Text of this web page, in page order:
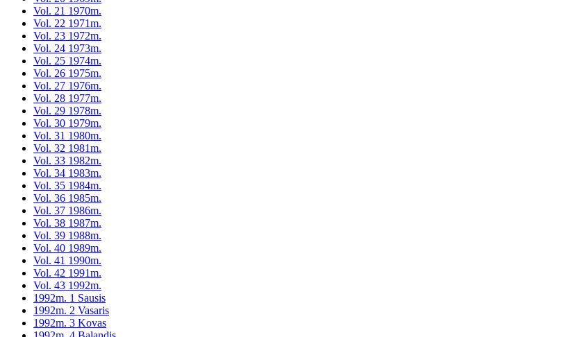
Vol. 21 1970m.
Vol. 22 1971m.
Vol. 23 1972m.
Vol. 24 1973m.
Vol. 25 1974m.
Vol. 26 1975m.
Vol. 27 1976m.
Vol. 28 1977m.
Vol. 29 1978m.
Vol. 30 1979m.
Vol. 31 1980m.
Vol. 32 1981m.
Vol. 33 1982m.
Vol. 34 1983m.
Vol. 35 1984m.
Vol. 36 1985m.
Vol. 37 1986m.
Vol. 38 1987m.
Vol. 39 1988m.
Vol. 40 1989m.
Vol. 41 1990m.
Vol. 42 1991m.
Vol. 43 1992m.
1992m. 1 Sausis
1992m. 2 Vasaris
1992m. 3 Kovas